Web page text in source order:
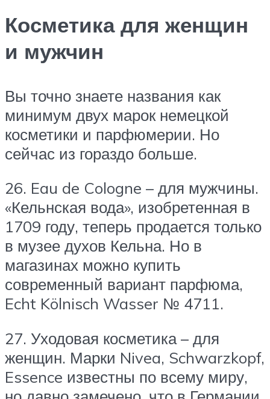
Косметика для женщин
и мужчин
Вы точно знаете названия как
минимум двух марок немецкой
косметики и парфюмерии. Но
сейчас из гораздо больше.
26. Eau de Cologne – для мужчины.
«Кельнская вода», изобретенная в
1709 году, теперь продается только
в музее духов Кельна. Но в
магазинах можно купить
современный вариант парфюма,
Echt Kölnisch Wasser № 4711.
27. Уходовая косметика – для
женщин. Марки Nivea, Schwarzkopf,
Essence известны по всему миру,